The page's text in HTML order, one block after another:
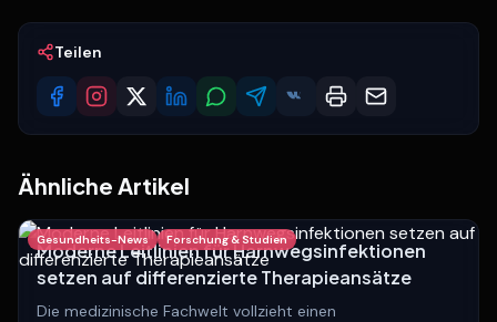
Teilen
Ähnliche Artikel
Gesundheits-News Forschung & Studien
Moderne Leitlinien für Harnwegsinfektionen
setzen auf differenzierte Therapieansätze
Die medizinische Fachwelt vollzieht einen